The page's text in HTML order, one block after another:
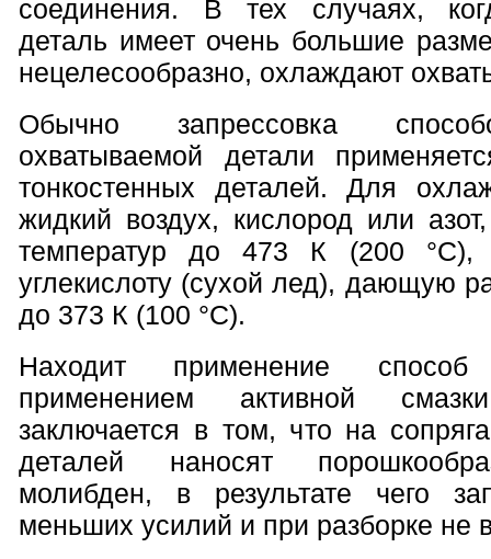
соединения. В тех случаях,
деталь имеет очень большие
нецелесообразно, охлаждают
Обычно запрессовка
охватываемой детали
тонкостенных деталей. Для
жидкий воздух, кислород или
температур до 473 К (200 °С),
углекислоту (сухой лед), дающую
до 373 К (100 °С).
Находит применение
применением активной
заключается в том, что на
деталей наносят
молибден, в результате чего
меньших усилий и при разборке не